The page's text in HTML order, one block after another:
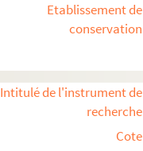
Etablissement de
conservation
Intitulé de l'instrument de
recherche
Cote
Bader
Bachofen